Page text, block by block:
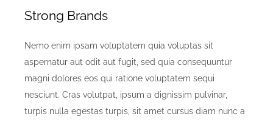
Strong Brands
Nemo enim ipsam voluptatem quia voluptas sit
aspernatur aut odit aut fugit, sed quia consequuntur
magni dolores eos qui ratione voluptatem sequi
nesciunt. Cras volutpat, ipsum a dignissim pulvinar,
turpis nulla egestas turpis, sit amet cursus diam nunc a